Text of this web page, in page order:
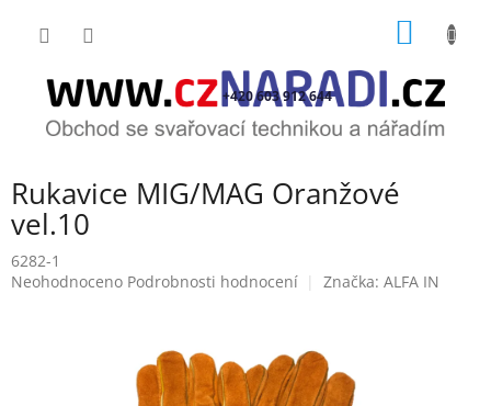
+420 603 912 644
Rukavice MIG/MAG Oranžové
vel.10
6282-1
Průměrné
Neohodnoceno Podrobnosti hodnocení Značka: ALFA IN